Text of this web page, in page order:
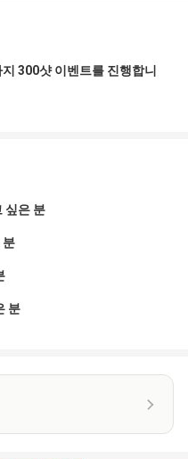
300샷 이벤트를 진행합니
싶은 분
분
분